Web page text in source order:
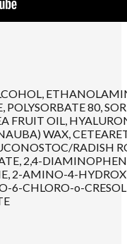
80,
FRUIT OIL,
WAX,
RADISH
2,4-
2-AMINO-4-
6-CHLORO-o-